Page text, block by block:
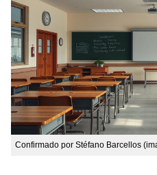
Confirmado por Stéfano Barcellos